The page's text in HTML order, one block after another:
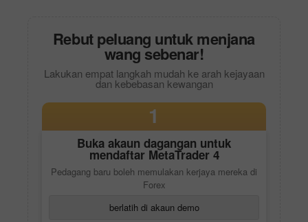
Rebut peluang untuk menjana
wang sebenar!
Lakukan empat langkah mudah ke arah kejayaan
dan kebebasan kewangan
1
Buka akaun dagangan untuk
mendaftar MetaTrader 4
Pedagang baru boleh memulakan kerjaya mereka di
Forex
berlatih di akaun demo